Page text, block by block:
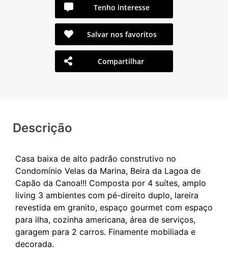
Tenho interesse
Salvar nos favoritos
Compartilhar
Descrição
Casa baixa de alto padrão construtivo no
Condomínio Velas da Marina, Beira da Lagoa de
Capão da Canoa!!! Composta por 4 suítes, amplo
living 3 ambientes com pé-direito duplo, lareira
revestida em granito, espaço gourmet com espaço
para ilha, cozinha americana, área de serviços,
garagem para 2 carros. Finamente mobiliada e